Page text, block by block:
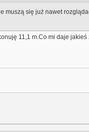
muszą się już nawet
11,1 m.Co mi daje